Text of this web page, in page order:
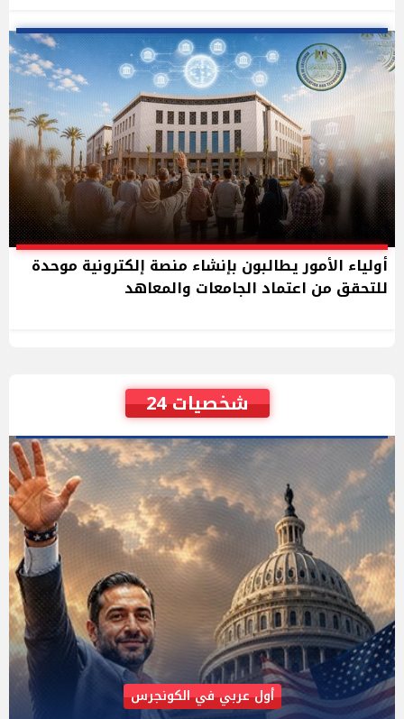
أولياء الأمور يطالبون بإنشاء منصة إلكترونية موحدة
للتحقق من اعتماد الجامعات والمعاهد
شخصيات 24
AIPAC رصدت 30 مليون دولار لإضعافه